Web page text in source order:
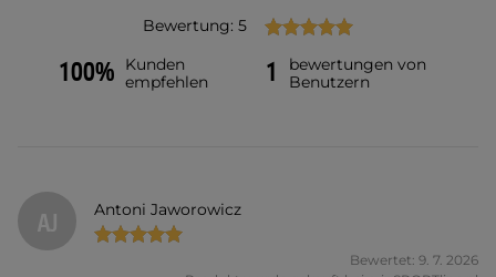
Bewertung: 5
100%
Kunden
empfehlen
1
bewertungen von
Benutzern
AJ Antoni Jaworowicz
Bewertet: 9. 7. 2026